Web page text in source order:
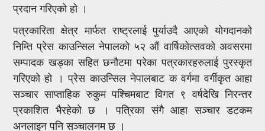
प्रदान गरिएको हो ।
पत्रकारिता क्षेत्र मार्फत राष्ट्रलाई पुर्याउदै आएको योगदानको
निम्ति प्रेस काउन्सिल नेपालको ५२ औं वार्षिकोत्सवको अवसरमा
सम्पादक खड्का सहित छनौटमा परेका पत्रकारहरुलाई पुरस्कृत
गरिएको हो । प्रेस काउन्सिल नेपालबाट क वर्गमा वर्गीकृत आहा
सञ्चार साप्ताहिक रुकुम पश्चिमबाट विगत ९ वर्षदेखि निरन्तर
प्रकाशित भैरहेको छ । पत्रिका संगै आहा सञ्चार डटकम
अनलाइन पनि सञ्चालनम छ ।